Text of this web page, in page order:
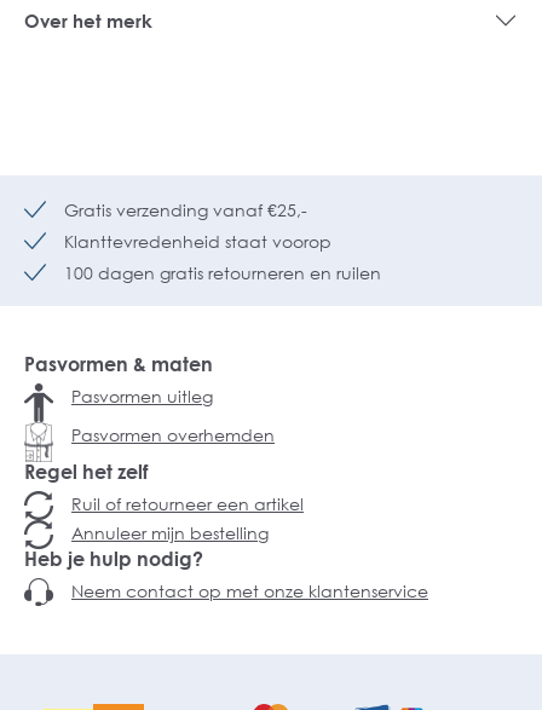
Over het merk
Gratis verzending vanaf €25,-
Klanttevredenheid staat voorop
100 dagen gratis retourneren en ruilen
Pasvormen & maten
Pasvormen uitleg
Pasvormen overhemden
Regel het zelf
Ruil of retourneer een artikel
Annuleer mijn bestelling
Heb je hulp nodig?
Neem contact op met onze klantenservice